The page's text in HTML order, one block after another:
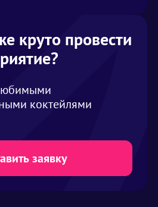
круто провести
коктейлями
заявку